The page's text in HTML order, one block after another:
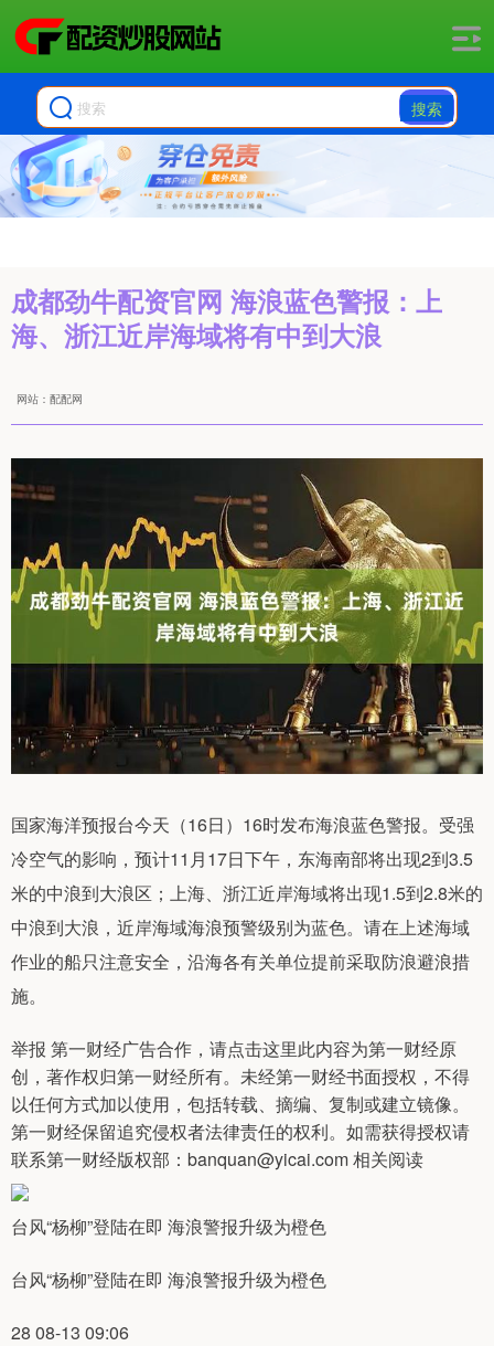
搜索
成都劲牛配资官网 海浪蓝色警报：上
海、浙江近岸海域将有中到大浪
网站：配配网
国家海洋预报台今天（16日）16时发布海浪蓝色警报。受强
冷空气的影响，预计11月17日下午，东海南部将出现2到3.5
米的中浪到大浪区；上海、浙江近岸海域将出现1.5到2.8米的
中浪到大浪，近岸海域海浪预警级别为蓝色。请在上述海域
作业的船只注意安全，沿海各有关单位提前采取防浪避浪措
施。
举报 第一财经广告合作，请点击这里此内容为第一财经原
创，著作权归第一财经所有。未经第一财经书面授权，不得
以任何方式加以使用，包括转载、摘编、复制或建立镜像。
第一财经保留追究侵权者法律责任的权利。如需获得授权请
联系第一财经版权部：banquan@yicai.com 相关阅读
台风“杨柳”登陆在即 海浪警报升级为橙色
台风“杨柳”登陆在即 海浪警报升级为橙色
28 08-13 09:06